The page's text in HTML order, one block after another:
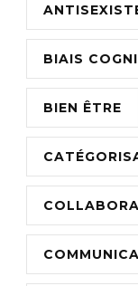
BIAIS
BIEN ÊTRE